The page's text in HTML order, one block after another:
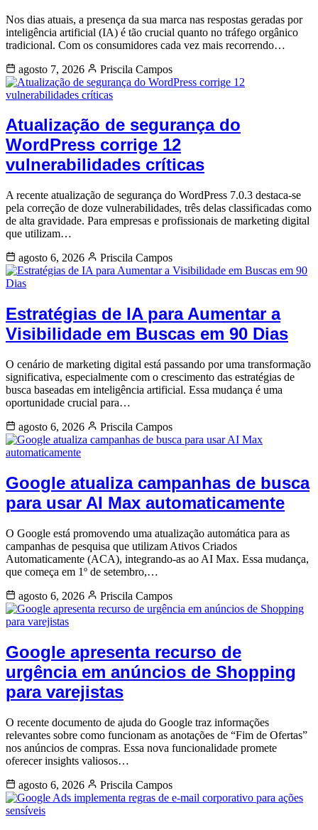
Nos dias atuais, a presença da sua marca nas respostas geradas por
inteligência artificial (IA) é tão crucial quanto no tráfego orgânico
tradicional. Com os consumidores cada vez mais recorrendo…
agosto 7, 2026
Priscila Campos
Atualização de segurança do
WordPress corrige 12
vulnerabilidades críticas
A recente atualização de segurança do WordPress 7.0.3 destaca-se
pela correção de doze vulnerabilidades, três delas classificadas como
de alta gravidade. Para empresas e profissionais de marketing digital
que utilizam…
agosto 6, 2026
Priscila Campos
Estratégias de IA para Aumentar a
Visibilidade em Buscas em 90 Dias
O cenário de marketing digital está passando por uma transformação
significativa, especialmente com o crescimento das estratégias de
busca baseadas em inteligência artificial. Essa mudança é uma
oportunidade crucial para…
agosto 6, 2026
Priscila Campos
Google atualiza campanhas de busca
para usar AI Max automaticamente
O Google está promovendo uma atualização automática para as
campanhas de pesquisa que utilizam Ativos Criados
Automaticamente (ACA), integrando-as ao AI Max. Essa mudança,
que começa em 1º de setembro,…
agosto 6, 2026
Priscila Campos
Google apresenta recurso de
urgência em anúncios de Shopping
para varejistas
O recente documento de ajuda do Google traz informações
relevantes sobre como funcionam as anotações de “Fim de Ofertas”
nos anúncios de compras. Essa nova funcionalidade promete
oferecer insights valiosos…
agosto 6, 2026
Priscila Campos